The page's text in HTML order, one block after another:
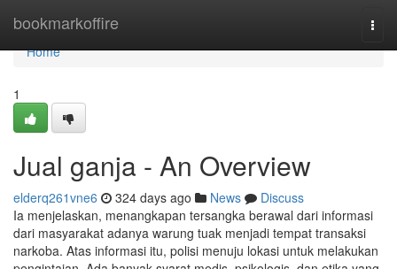
bookmarkoffire
Home
Home
1
Jual ganja - An Overview
elderq261vne6 324 days ago News
Discuss
Ia menjelaskan, menangkapan tersangka berawal dari informasi
dari masyarakat adanya warung tuak menjadi tempat transaksi
narkoba. Atas informasi itu, polisi menuju lokasi untuk melakukan